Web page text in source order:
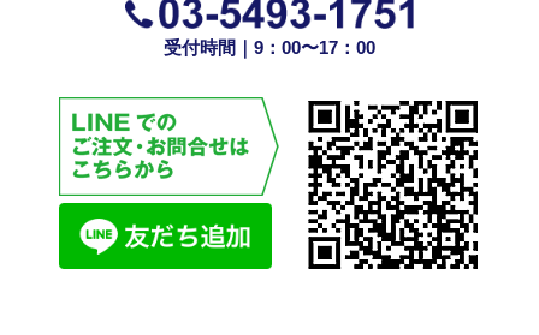
受付時間｜9：00〜17：00